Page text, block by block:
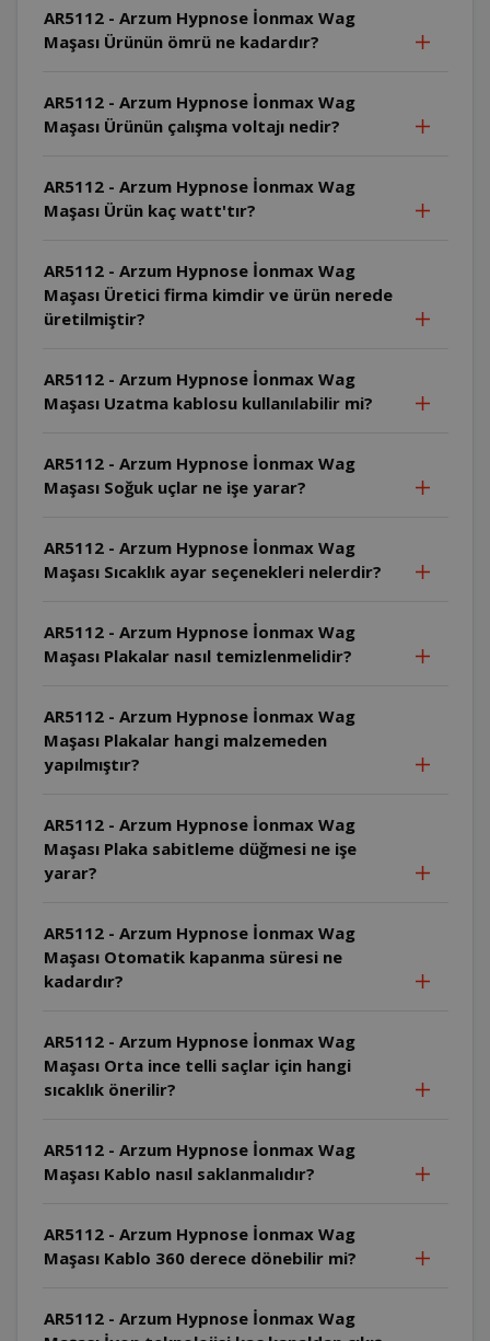
AR5112 - Arzum Hypnose İonmax Wag
Maşası Ürünün ömrü ne kadardır?
AR5112 - Arzum Hypnose İonmax Wag
Maşası Ürünün çalışma voltajı nedir?
AR5112 - Arzum Hypnose İonmax Wag
Maşası Ürün kaç watt'tır?
AR5112 - Arzum Hypnose İonmax Wag
Maşası Üretici firma kimdir ve ürün nerede
üretilmiştir?
AR5112 - Arzum Hypnose İonmax Wag
Maşası Uzatma kablosu kullanılabilir mi?
AR5112 - Arzum Hypnose İonmax Wag
Maşası Soğuk uçlar ne işe yarar?
AR5112 - Arzum Hypnose İonmax Wag
Maşası Sıcaklık ayar seçenekleri nelerdir?
AR5112 - Arzum Hypnose İonmax Wag
Maşası Plakalar nasıl temizlenmelidir?
AR5112 - Arzum Hypnose İonmax Wag
Maşası Plakalar hangi malzemeden
yapılmıştır?
AR5112 - Arzum Hypnose İonmax Wag
Maşası Plaka sabitleme düğmesi ne işe
yarar?
AR5112 - Arzum Hypnose İonmax Wag
Maşası Otomatik kapanma süresi ne
kadardır?
AR5112 - Arzum Hypnose İonmax Wag
Maşası Orta ince telli saçlar için hangi
sıcaklık önerilir?
AR5112 - Arzum Hypnose İonmax Wag
Maşası Kablo nasıl saklanmalıdır?
AR5112 - Arzum Hypnose İonmax Wag
Maşası Kablo 360 derece dönebilir mi?
AR5112 - Arzum Hypnose İonmax Wag